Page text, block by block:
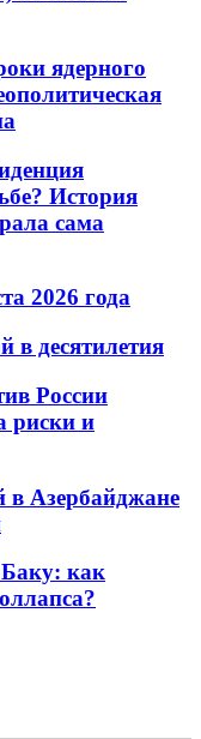
ядерного
История
сама
2026 года
в десятилетия
России
риски и
в Азербайджане
Баку: как